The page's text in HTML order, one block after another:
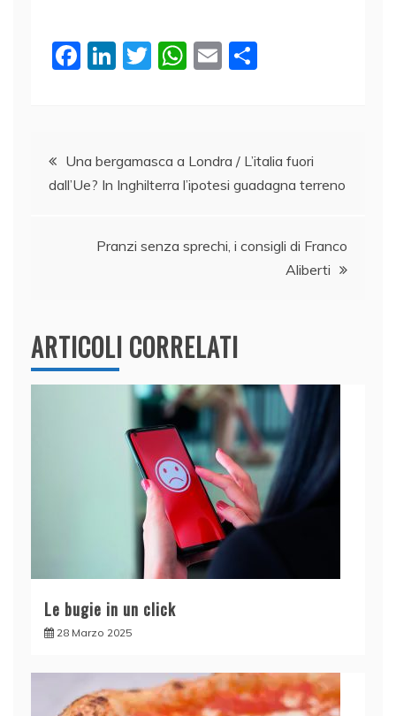
F
b
o
Li
dI
n
T
W
A
p
E
vi
di
Navigazione
articoli
Una bergamasca a Londra / L’italia fuori
dall’Ue? In Inghilterra l’ipotesi guadagna terreno
Pranzi senza sprechi, i consigli di Franco
Aliberti
ARTICOLI CORRELATI
Le bugie in un click
28 Marzo 2025